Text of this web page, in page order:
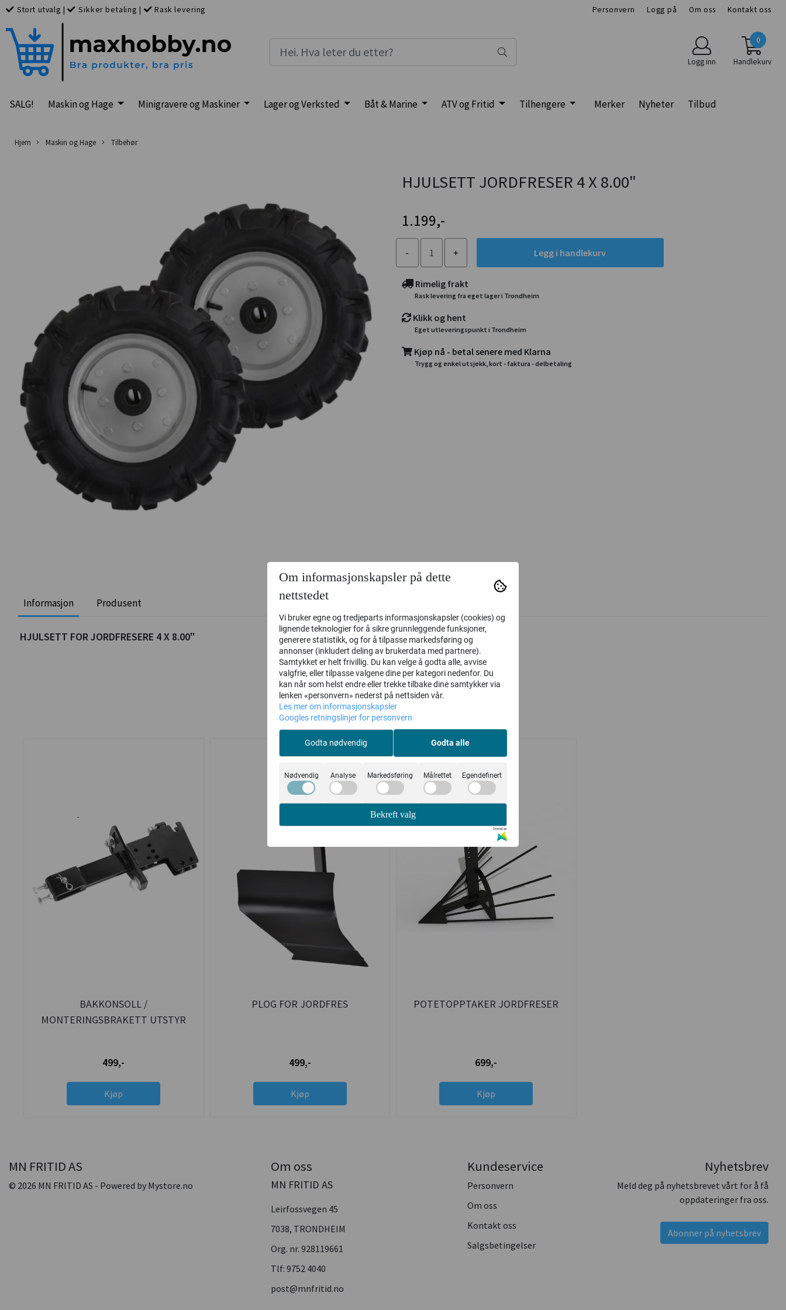
Stort utvalg | Sikker betaling | Rask levering Personvern Logg på Om oss Kontakt oss
Logg inn
0
Handlekurv
SALG! Maskin og Hage Minigravere og Maskiner Lager og Verksted Båt & Marine ATV og Fritid Tilhengere Merker Nyheter Tilbud
Hjem Maskin og Hage Tilbehør
HJULSETT JORDFRESER 4 X 8.00"
1.199,-
Legg i handlekurv
Rimelig frakt
Rask levering fra eget lager i Trondheim
Klikk og hent
Eget utleveringspunkt i Trondheim
Kjøp nå - betal senere med Klarna
Trygg og enkel utsjekk, kort - faktura - delbetaling
Informasjon Produsent
HJULSETT FOR JORDFRESERE 4 X 8.00"
Relaterte produkter
BAKKONSOLL /
MONTERINGSBRAKETT UTSTYR
499,-
Kjøp
PLOG FOR JORDFRES
499,-
Kjøp
POTETOPPTAKER JORDFRESER
699,-
Kjøp
Om informasjonskapsler på dette
nettstedet
Vi bruker egne og tredjeparts informasjonskapsler (cookies) og
lignende teknologier for å sikre grunnleggende funksjoner,
generere statistikk, og for å tilpasse markedsføring og
annonser (inkludert deling av brukerdata med partnere).
Samtykket er helt frivillig. Du kan velge å godta alle, avvise
valgfrie, eller tilpasse valgene dine per kategori nedenfor. Du
kan når som helst endre eller trekke tilbake dine samtykker via
lenken «personvern» nederst på nettsiden vår.
Les mer om informasjonskapsler
Googles retningslinjer for personvern
Godta nødvendig Godta alle
Nødvendig Analyse Markedsføring Målrettet Egendefinert
Bekreft valg
Drevet av
MN FRITID AS
© 2026 MN FRITID AS - Powered by Mystore.no
Om oss
MN FRITID AS
Leirfossvegen 45
7038, TRONDHEIM
Org. nr. 928119661
Tlf: 9752 4040
post@mnfritid.no
Kundeservice
Personvern
Om oss
Kontakt oss
Salgsbetingelser
Nyhetsbrev
Meld deg på nyhetsbrevet vårt for å få
oppdateringer fra oss.
Abonner på nyhetsbrev